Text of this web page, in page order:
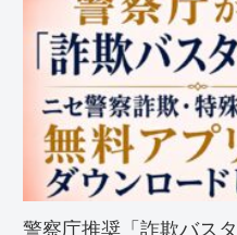
警察庁推奨「詐欺バス